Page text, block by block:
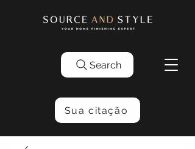
Search
Sua citação